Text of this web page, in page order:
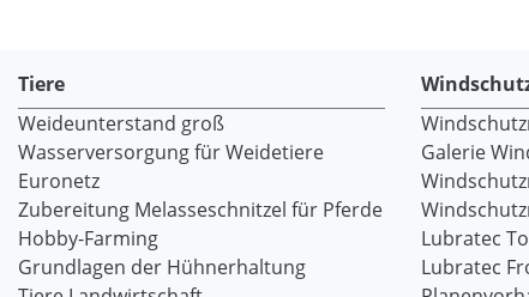
Tiere
Weideunterstand groß
Wasserversorgung für Weidetiere
Euronetz
Zubereitung Melasseschnitzel für Pferde
Hobby-Farming
Grundlagen der Hühnerhaltung
Galerie
Lubratec
Lubratec